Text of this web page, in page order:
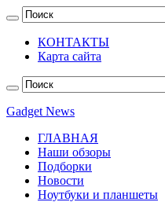
КОНТАКТЫ
Карта сайта
Gadget News
ГЛАВНАЯ
Наши обзоры
Подборки
Новости
Ноутбуки и планшеты